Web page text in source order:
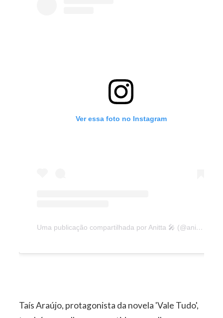
Ver essa foto no Instagram
Uma publicação compartilhada por Anitta 🎤 (@anitta)
Taís Araújo, protagonista da novela 'Vale Tudo',